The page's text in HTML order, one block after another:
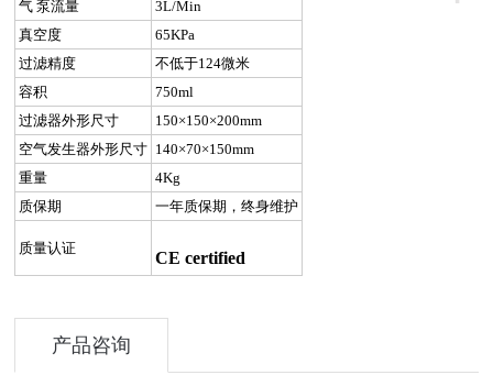
气 泵流量
3L/Min
真空度
65KPa
过滤精度
不低于124微米
容积
750ml
过滤器外形尺寸
150×150×200mm
空气发生器外形尺寸 140×70×150mm
重量
4Kg
质保期
一年质保期，终身维护
质量认证
CE certified
产品咨询